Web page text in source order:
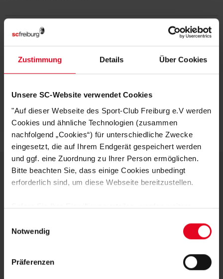
Zustimmung Details Über Cookies
Unsere SC-Website verwendet Cookies
"Auf dieser Webseite des Sport-Club Freiburg e.V werden
Cookies und ähnliche Technologien (zusammen
nachfolgend „Cookies“) für unterschiedliche Zwecke
eingesetzt, die auf Ihrem Endgerät gespeichert werden
und ggf. eine Zuordnung zu Ihrer Person ermöglichen.
Bitte beachten Sie, dass einige Cookies unbedingt
erforderlich sind, um diese Webseite bereitzustellen.
Sofern Sie Ihre Einwilligung erteilen, werden weitere
Daten von Ihnen (z.B. persönlichen Identifikatoren oder
IP-Adressen) verarbeitet werden. Durch Klicken auf den
Speicherung aller aufgeführten Cookies und der
Notwendig
Präferenzen
HERSTELLERANGABEN
KUNDENBEWERTUNGEN (3)
Artikelnummer: 25NCW6910-071
Logistiknummer: EM001582-001
DEINE VORTEILE IN UNSEREM
SHOP